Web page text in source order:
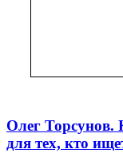
Олег Торсунов.
для тех, кто